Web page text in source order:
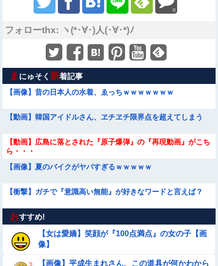
0
フォローthx: ヽ(*･∀･)人(･∀･*)ﾉ
ま にゅそく 新着記事
【画像】昔の日本人の水着、ゑっちｗｗｗｗｗｗｗ
【動画】韓国アイドルさん、ヱチヱチ限界点を超えてしまう
【動画】広島に落とされた『原子爆弾』の『再現動画』がこち
ら・・・
【画像】夏のバイクがヤバすぎるｗｗｗｗｗ
【衝撃】ガチで『意識高い無能』が好きなワードと言えば？
【動画】 女子中学生さん、タクシー運ちゃんに感電させられ死
亡……
【動画】小池栄子似のGカップ女子高生「知らないオジさんに
襲われてオッパイ揉まれた」
おすすめ!
【女は愛嬌】笑顔が『100点満点』の女の子【画
像】
【画像】平成生まれさん、この道具が何かわから